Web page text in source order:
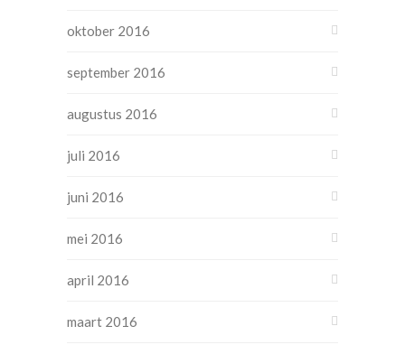
oktober 2016
september 2016
augustus 2016
juli 2016
juni 2016
mei 2016
april 2016
maart 2016